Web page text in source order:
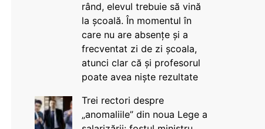
rând, elevul trebuie să vină
la școală. În momentul în
care nu are absențe și a
frecventat zi de zi școala,
atunci clar că și profesorul
poate avea niște rezultate
Trei rectori despre
„anomaliile” din noua Lege a